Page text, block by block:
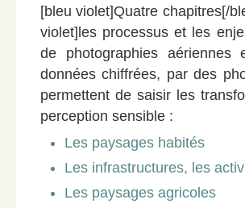
[bleu violet]Quatre chapitres[/
violet]les processus et les
de photographies
données chiffrées, par des
permettent de saisir les
perception sensible :
Les paysages habités
Les infrastructures, les
Les paysages agricoles